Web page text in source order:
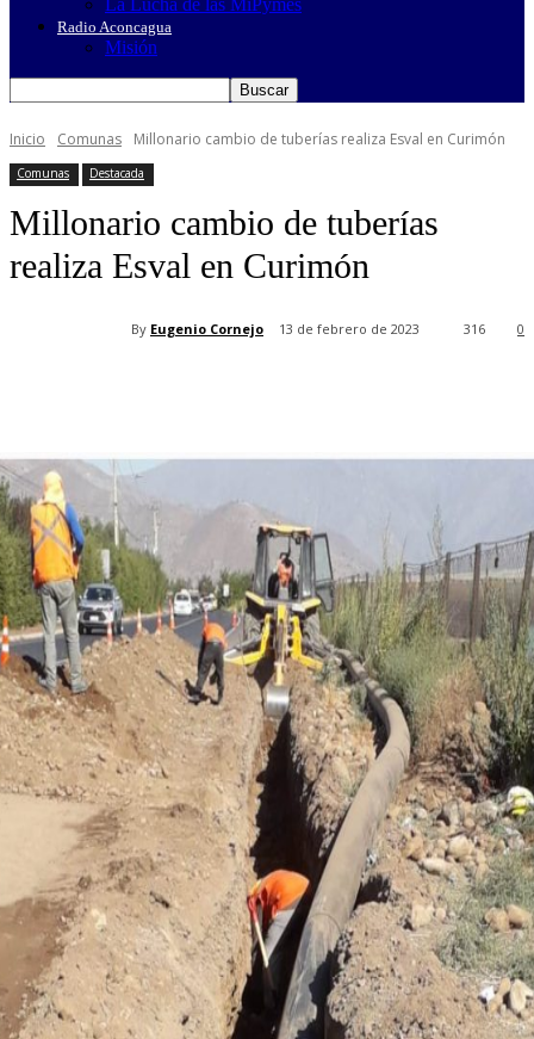
La Lucha de las MiPymes
Radio Aconcagua
Misión
Inicio Comunas Millonario cambio de tuberías realiza Esval en Curimón
Comunas Destacada
Millonario cambio de tuberías
realiza Esval en Curimón
By Eugenio Cornejo 13 de febrero de 2023 0
316